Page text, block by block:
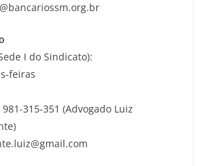
I do Sindicato):
feiras
315-351 (Advogado Luiz